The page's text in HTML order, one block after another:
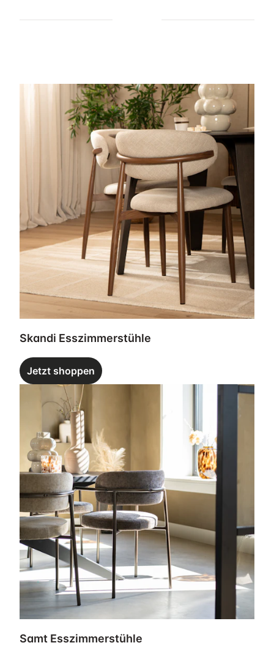
Skandi Esszimmerstühle
Jetzt shoppen
Samt Esszimmerstühle